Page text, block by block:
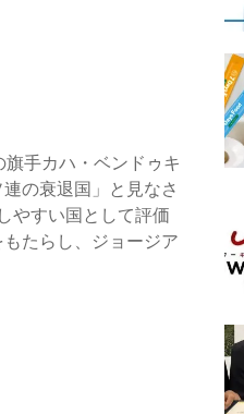
手カハ・ベンドゥキ
の衰退国」と見なさ
やすい国として評価
たらし、ジョージア